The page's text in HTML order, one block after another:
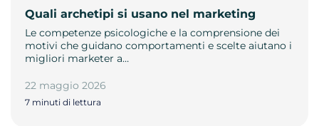
Quali archetipi si usano nel marketing
Le competenze psicologiche e la comprensione dei
motivi che guidano comportamenti e scelte aiutano i
migliori marketer a…
22 maggio 2026
7 minuti di lettura